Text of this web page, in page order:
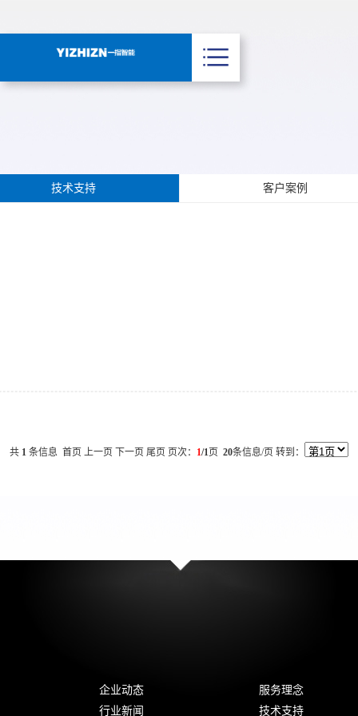
技术支持 客户案例
共 1 条信息 首页 上一页 下一页 尾页 页次： 1/1页 20条信息/页 转到：
企业动态
行业新闻
服务理念
技术支持